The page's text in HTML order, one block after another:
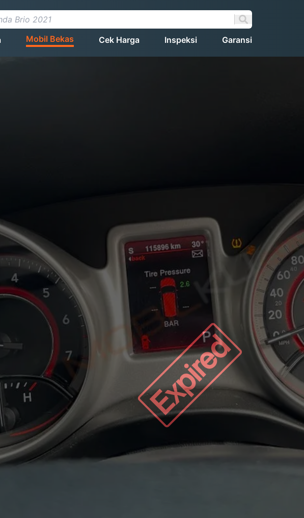
Mobil Bekas Cek Harga Inspeksi Garansi
Expired